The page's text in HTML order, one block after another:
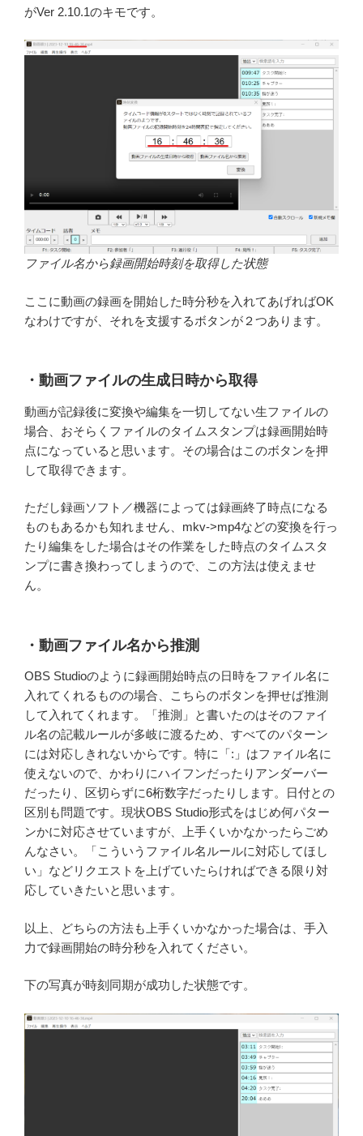
がVer 2.10.1のキモです。
ファイル名から録画開始時刻を取得した状態
ここに動画の録画を開始した時分秒を入れてあげればOK
なわけですが、それを支援するボタンが２つあります。
・動画ファイルの生成日時から取得
動画が記録後に変換や編集を一切してない生ファイルの
場合、おそらくファイルのタイムスタンプは録画開始時
点になっていると思います。その場合はこのボタンを押
して取得できます。
ただし録画ソフト／機器によっては録画終了時点になる
ものもあるかも知れません、mkv->mp4などの変換を行っ
たり編集をした場合はその作業をした時点のタイムスタ
ンプに書き換わってしまうので、この方法は使えませ
ん。
・動画ファイル名から推測
OBS Studioのように録画開始時点の日時をファイル名に
入れてくれるものの場合、こちらのボタンを押せば推測
して入れてくれます。「推測」と書いたのはそのファイ
ル名の記載ルールが多岐に渡るため、すべてのパターン
には対応しきれないからです。特に「:」はファイル名に
使えないので、かわりにハイフンだったりアンダーバー
だったり、区切らずに6桁数字だったりします。日付との
区別も問題です。現状OBS Studio形式をはじめ何パター
ンかに対応させていますが、上手くいかなかったらごめ
んなさい。「こういうファイル名ルールに対応してほし
い」などリクエストを上げていたらければできる限り対
応していきたいと思います。
以上、どちらの方法も上手くいかなかった場合は、手入
力で録画開始の時分秒を入れてください。
下の写真が時刻同期が成功した状態です。